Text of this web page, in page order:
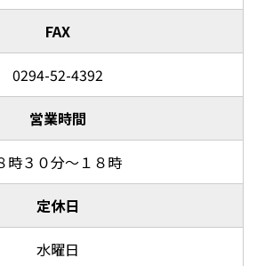
FAX
0294-52-4392
営業時間
時３０分～１８時
定休日
水曜日